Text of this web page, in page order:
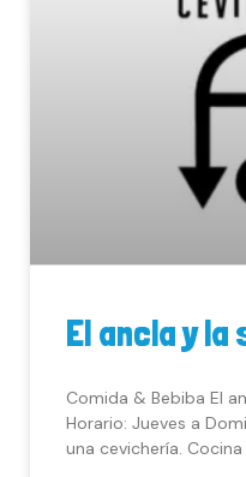
El ancla y la
Comida & Bebiba El
Horario: Jueves a
una cevichería. Cocina